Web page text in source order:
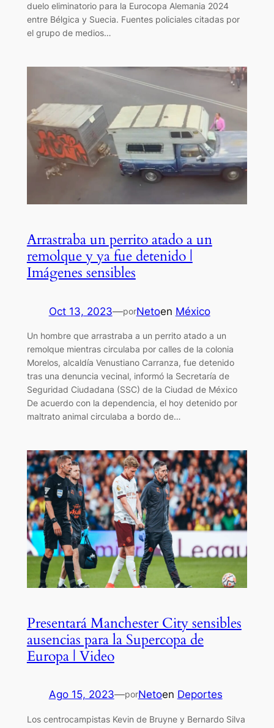
duelo eliminatorio para la Eurocopa Alemania 2024
entre Bélgica y Suecia. Fuentes policiales citadas por
el grupo de medios…
Arrastraba un perrito atado a un
remolque y ya fue detenido |
Imágenes sensibles
Oct 13, 2023—porNetoen México
Un hombre que arrastraba a un perrito atado a un
remolque mientras circulaba por calles de la colonia
Morelos, alcaldía Venustiano Carranza, fue detenido
tras una denuncia vecinal, informó la Secretaría de
Seguridad Ciudadana (SSC) de la Ciudad de México
De acuerdo con la dependencia, el hoy detenido por
maltrato animal circulaba a bordo de…
Presentará Manchester City sensibles
ausencias para la Supercopa de
Europa | Video
Ago 15, 2023—porNetoen Deportes
Los centrocampistas Kevin de Bruyne y Bernardo Silva